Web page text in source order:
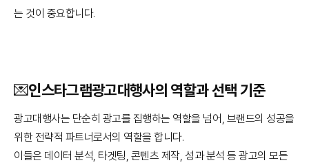
는 것이 중요합니다.
💌인스타그램광고대행사의 역할과 선택 기준
광고대행사는 단순히 광고를 집행하는 역할을 넘어, 브랜드의 성공을
위한 전략적 파트너로서의 역할을 합니다.
이들은 데이터 분석, 타겟팅, 콘텐츠 제작, 성과 분석 등 광고의 모든